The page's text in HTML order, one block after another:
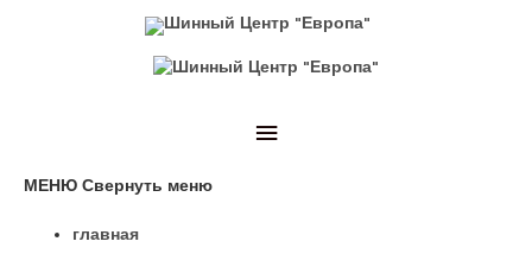
МЕНЮ Свернуть меню
главная